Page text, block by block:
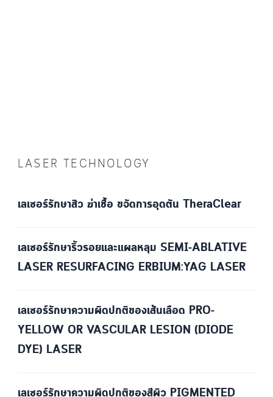
LASER TECHNOLOGY
เลเซอร์รักษาสิว ฆ่าเชื้อ ขจัดการอุดตัน TheraClear
เลเซอร์รักษาริ้วรอยและแผลหลุม SEMI-ABLATIVE
LASER RESURFACING ERBIUM:YAG LASER
เลเซอร์รักษาความผิดปกติของเส้นเลือด PRO-
YELLOW OR VASCULAR LESION (DIODE
DYE) LASER
เลเซอร์รักษาความผิดปกติของสีผิว PIGMENTED